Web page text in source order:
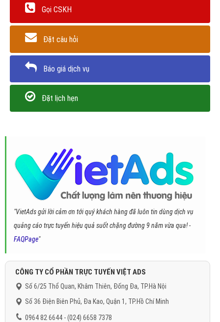
Gọi CSKH
Đặt câu hỏi
Báo giá dịch vụ
Đặt lịch hẹn
"VietAds gửi lời cảm ơn tới quý khách hàng đã luôn tin dùng dịch vụ
quảng cáo trực tuyến hiệu quả suốt chặng đường 9 năm vừa qua! -
FAQPage"
CÔNG TY CỔ PHẦN TRỰC TUYẾN VIỆT ADS
Số 6/25 Thổ Quan, Khâm Thiên, Đống Đa, TP.Hà Nội
Số 36 Điện Biên Phủ, Đa Kao, Quận 1, TP.Hồ Chí Minh
0964 82 6644 - (024) 6658 7378